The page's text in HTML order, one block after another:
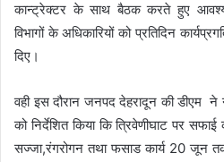
कान्ट्रेक्टर के साथ बैठक करते हुए
विभागों के अधिकारियों को प्रतिदिन
दिए।
वही इस दौरान जनपद देहरादून की डीएम
को निर्देशित किया कि त्रिवेणीघाट पर
सज्जा,रंगरोगन तथा फसाड कार्य 20 जून